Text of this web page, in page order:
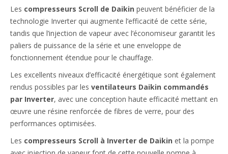
Les compresseurs Scroll de Daikin peuvent bénéficier de la
technologie Inverter qui augmente l’efficacité de cette série,
tandis que l’injection de vapeur avec l’économiseur garantit les
paliers de puissance de la série et une enveloppe de
fonctionnement étendue pour le chauffage.
Les excellents niveaux d’efficacité énergétique sont également
rendus possibles par les ventilateurs Daikin commandés
par Inverter, avec une conception haute efficacité mettant en
œuvre une résine renforcée de fibres de verre, pour des
performances optimisées.
Les compresseurs Scroll à Inverter de Daikin et la pompe